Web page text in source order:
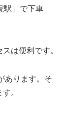
駅」で下車
は便利です。
あります。そ
。